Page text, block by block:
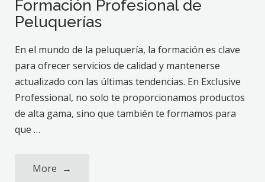
Formación Profesional de
Peluquerías
En el mundo de la peluquería, la formación es clave
para ofrecer servicios de calidad y mantenerse
actualizado con las últimas tendencias. En Exclusive
Professional, no solo te proporcionamos productos
de alta gama, sino que también te formamos para
que …
More →